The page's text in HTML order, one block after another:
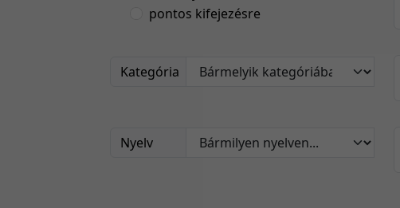
pontos kifejezésre
Kategória
Nyelv